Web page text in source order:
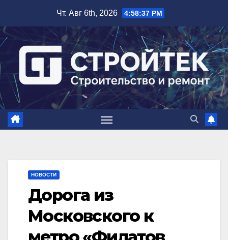
содержимому
Чт. Авг 6th, 2026 4:58:38 PM
НОВОСТИ
Дорога из
Московского к